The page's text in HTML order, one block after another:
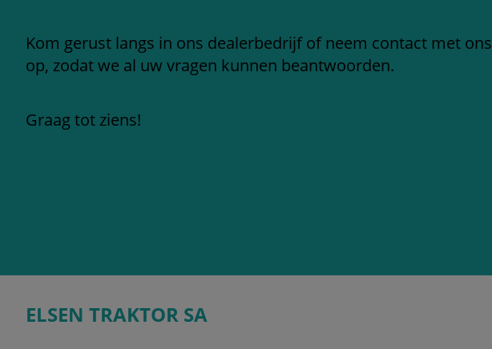
Kom gerust langs in ons dealerbedrijf of neem contact met ons
op, zodat we al uw vragen kunnen beantwoorden.
Graag tot ziens!
ELSEN TRAKTOR SA